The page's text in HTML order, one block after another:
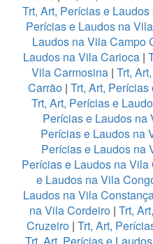
Trt, Art, Perícias e
Perícias e Laudos na
Laudos na Vila Campo
Laudos na Vila Carioca|
Vila Carmosina | Trt,
Carrão| Trt, Art,
Trt, Art, Perícias e
Perícias e Laudos na
Perícias e Laudos na
Perícias e Laudos na
Perícias e Laudos na Vila
e Laudos na Vila
Laudos na Vila
na Vila Cordeiro | Trt,
Cruzeiro | Trt, Art,